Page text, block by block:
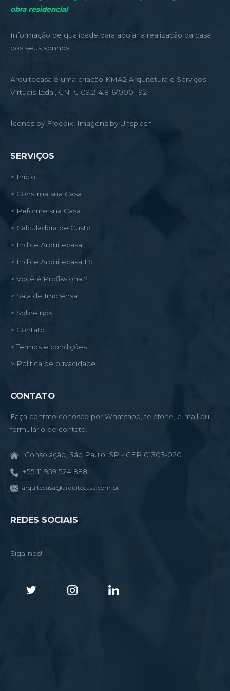
obra residencial
Informação de qualidade para apoiar a realização da casa
dos seus sonhos
Arquitecasa é uma criação KMA2 Arquitetura e Serviços
Virtuais Ltda., CNPJ 09.214.816/0001-92
Ícones by Freepik, Imagens by Unsplash
SERVIÇOS
> Início
> Construa sua Casa
> Reforme sua Casa
> Calculadora de Custo
> Índice Arquitecasa
> Índice Arquitecasa LSF
> Você é Profissional?
> Sala de Imprensa
> Sobre nós
> Contato
> Termos e condições
> Política de privacidade
CONTATO
Faça contato conosco por Whatsapp, telefone, e-mail ou
formulário de contato.
Consolação, São Paulo, SP - CEP 01303-020
+55 11 959 524 888
arquitecasa@arquitecasa.com.br
REDES SOCIAIS
Siga-nos!